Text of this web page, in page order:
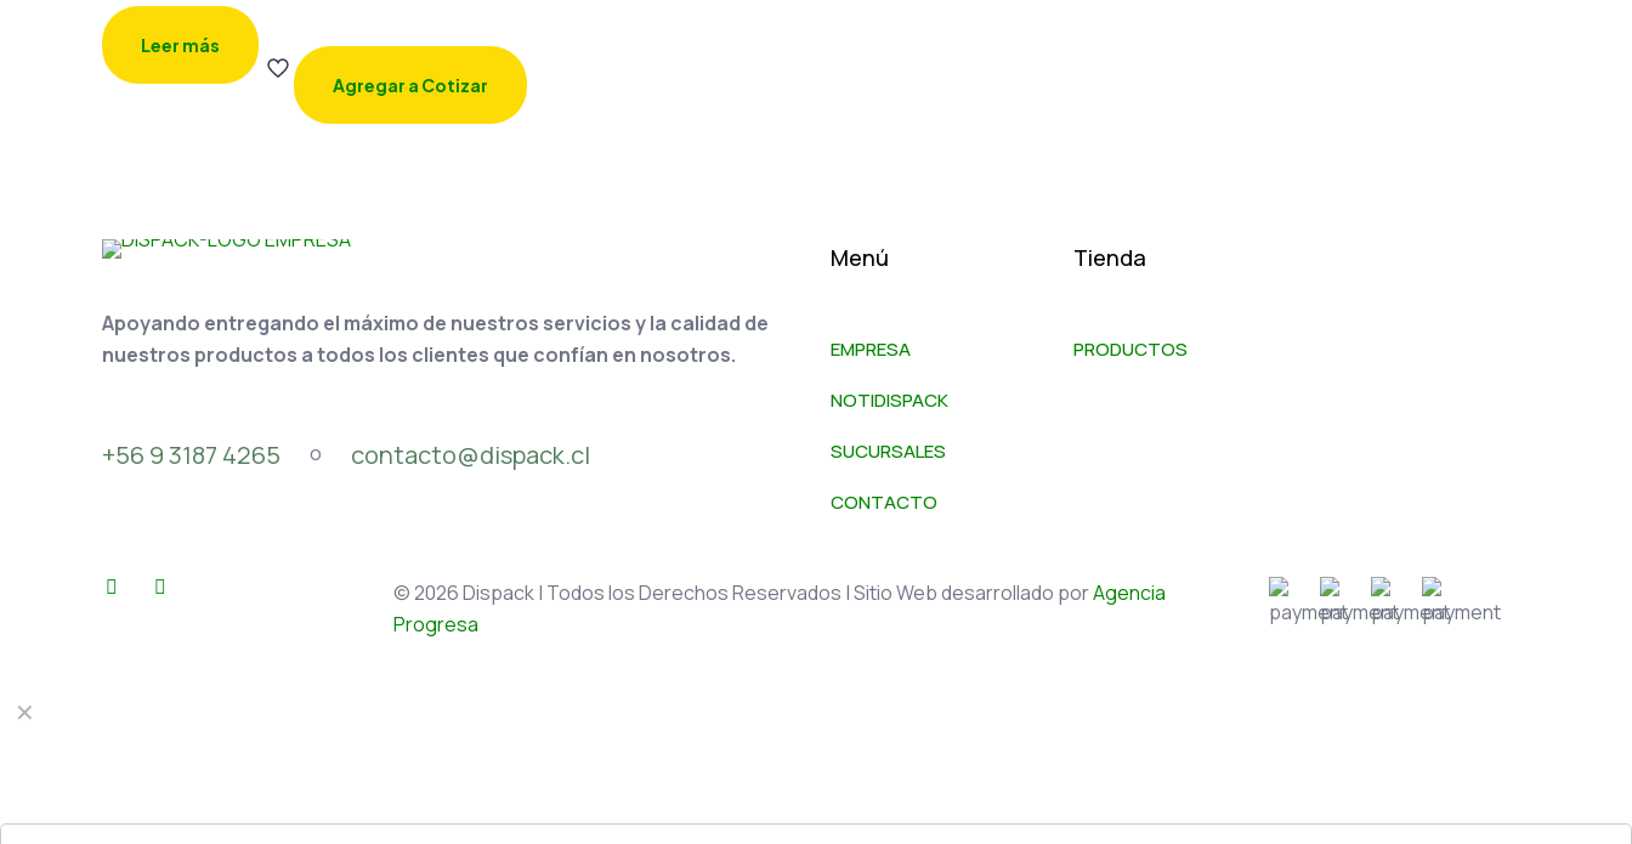
Leer más
Agregar a Cotizar
Apoyando entregando el máximo de nuestros servicios y la calidad de
nuestros productos a todos los clientes que confían en nosotros.
+56 9 3187 4265 o contacto@dispack.cl
Menú
EMPRESA
NOTIDISPACK
SUCURSALES
CONTACTO
Tienda
PRODUCTOS
© 2026 Dispack | Todos los Derechos Reservados | Sitio Web desarrollado porAgencia
Progresa
✕